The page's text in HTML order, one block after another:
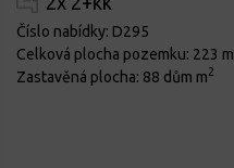
Číslo nabídky: D295
Celková plocha pozemku: 223 m
Zastavěná plocha: 88 dům m2